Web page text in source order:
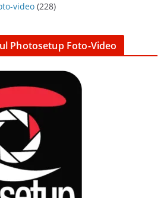
video (228)
Photosetup Foto-Video